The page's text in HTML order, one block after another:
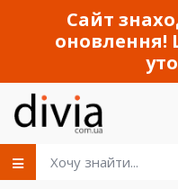
Сайт
оновлення!